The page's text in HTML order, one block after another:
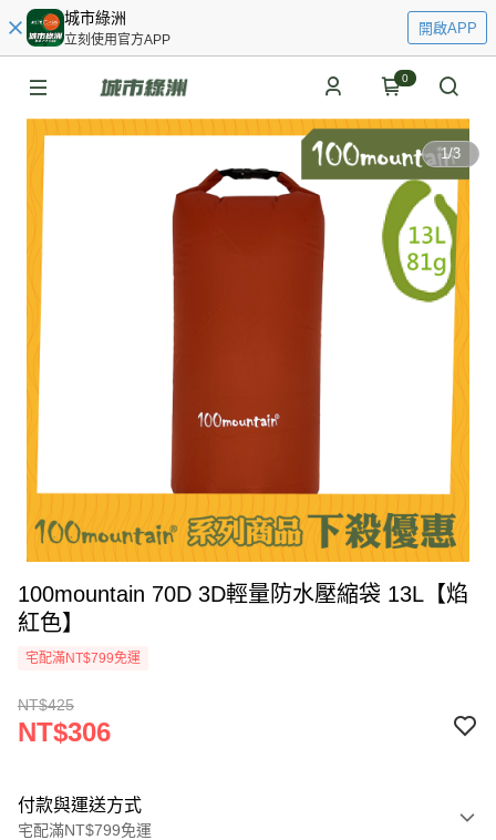
城市綠洲
立刻使用官方APP
開啟APP
0
1/3
100mountain 70D 3D輕量防水壓縮袋 13L【焰
紅色】
宅配滿NT$799免運
NT$425
NT$306
付款與運送方式
宅配滿NT$799免運